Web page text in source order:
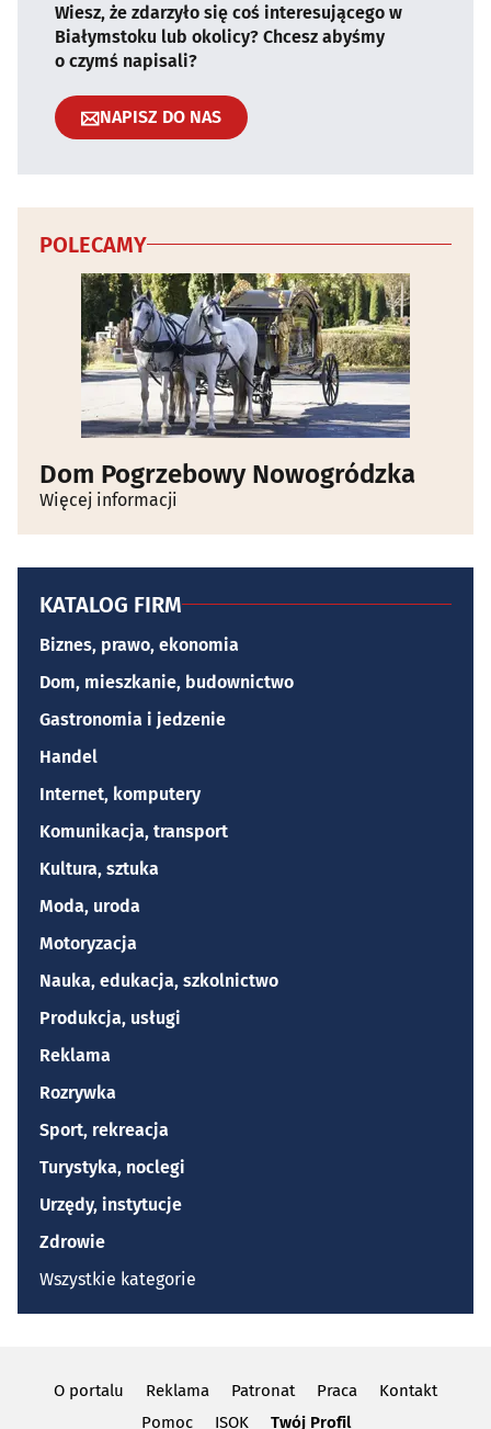
Wiesz, że zdarzyło się coś interesującego w
Białymstoku lub okolicy? Chcesz abyśmy
o czymś napisali?
NAPISZ DO NAS
POLECAMY
Dom Pogrzebowy Nowogródzka
Więcej informacji
KATALOG FIRM
Biznes, prawo, ekonomia
Dom, mieszkanie, budownictwo
Gastronomia i jedzenie
Handel
Internet, komputery
Komunikacja, transport
Kultura, sztuka
Moda, uroda
Motoryzacja
Nauka, edukacja, szkolnictwo
Produkcja, usługi
Reklama
Rozrywka
Sport, rekreacja
Turystyka, noclegi
Urzędy, instytucje
Zdrowie
Wszystkie kategorie
O portalu Reklama Patronat Praca
Kontakt
Pomoc
ISOK Twój Profil